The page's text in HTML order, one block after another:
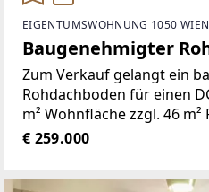
EIGENTUMSWOHNUNG 1050
Baugenehmigter
Zum Verkauf gelangt ein
Rohdachboden für einen
m² Wohnfläche zzgl. 46
Planung sieht 3
€ 259.000